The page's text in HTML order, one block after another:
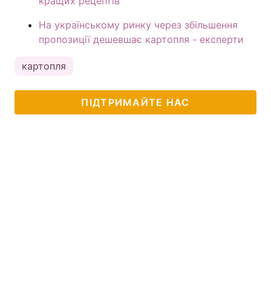
кращих рецептів
На українському ринку через збільшення
пропозиції дешевшає картопля - експерти
картопля
ПІДТРИМАЙТЕ НАС